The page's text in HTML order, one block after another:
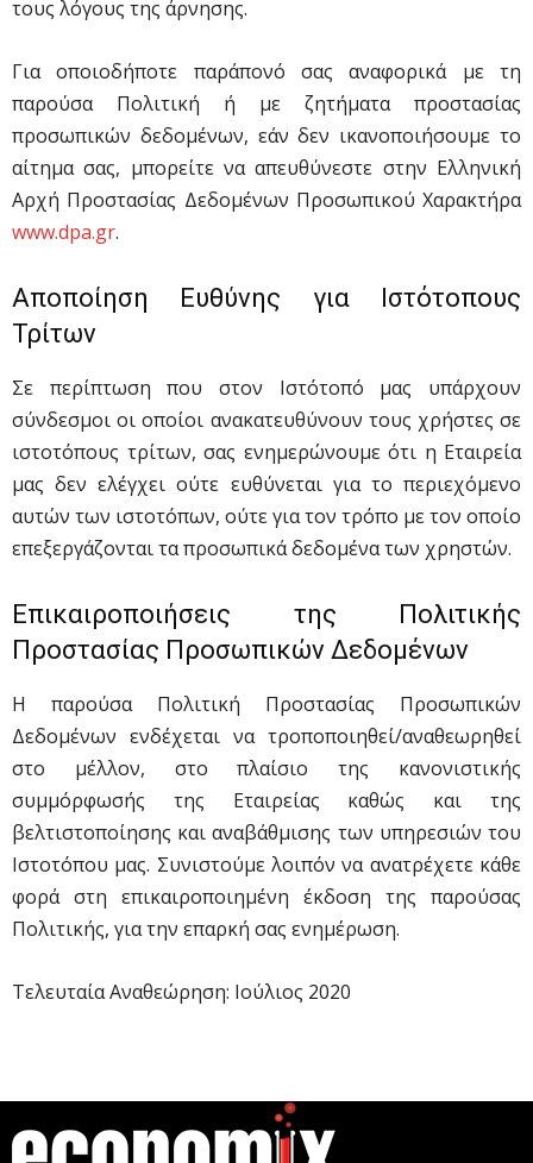
τους λόγους της άρνησης.
Για οποιοδήποτε παράπονό σας αναφορικά με τη
παρούσα Πολιτική ή με ζητήματα προστασίας
προσωπικών δεδομένων, εάν δεν ικανοποιήσουμε το
αίτημα σας, μπορείτε να απευθύνεστε στην Ελληνική
Αρχή Προστασίας Δεδομένων Προσωπικού Χαρακτήρα
www.dpa.gr.
Αποποίηση Ευθύνης για Ιστότοπους
Τρίτων
Σε περίπτωση που στον Ιστότοπό μας υπάρχουν
σύνδεσμοι οι οποίοι ανακατευθύνουν τους χρήστες σε
ιστοτόπους τρίτων, σας ενημερώνουμε ότι η Εταιρεία
μας δεν ελέγχει ούτε ευθύνεται για το περιεχόμενο
αυτών των ιστοτόπων, ούτε για τον τρόπο με τον οποίο
επεξεργάζονται τα προσωπικά δεδομένα των χρηστών.
Επικαιροποιήσεις της Πολιτικής
Προστασίας Προσωπικών Δεδομένων
Η παρούσα Πολιτική Προστασίας Προσωπικών
Δεδομένων ενδέχεται να τροποποιηθεί/αναθεωρηθεί
στο μέλλον, στο πλαίσιο της κανονιστικής
συμμόρφωσής της Εταιρείας καθώς και της
βελτιστοποίησης και αναβάθμισης των υπηρεσιών του
Ιστοτόπου μας. Συνιστούμε λοιπόν να ανατρέχετε κάθε
φορά στη επικαιροποιημένη έκδοση της παρούσας
Πολιτικής, για την επαρκή σας ενημέρωση.
Τελευταία Αναθεώρηση: Ιούλιος 2020